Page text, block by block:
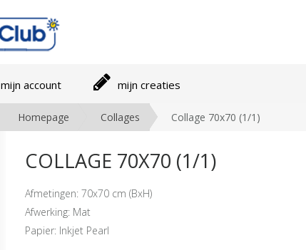
mijn account mijn creaties
Homepage Collages Collage 70x70 (1/1)
COLLAGE 70X70 (1/1)
Afmetingen: 70x70 cm (BxH)
Afwerking: Mat
Papier: Inkjet Pearl